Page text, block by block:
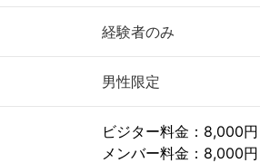
経験者のみ
男性限定
ビジター料金：8,000円
メンバー料金：8,000円